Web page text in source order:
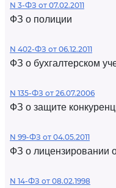
N 3-ФЗ от 07.02.2011
ФЗ о полиции
N 402-ФЗ от 06.12.2011
ФЗ о бухгалтерском
N 135-ФЗ от 26.07.2006
ФЗ о защите
N 99-ФЗ от 04.05.2011
ФЗ о лицензировании
N 14-ФЗ от 08.02.1998